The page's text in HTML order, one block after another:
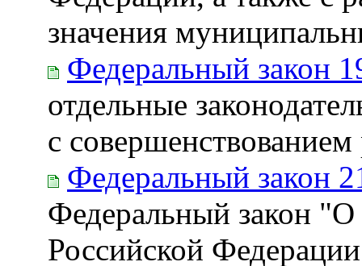
значения
Федеральный закон
отдельные
с
Федеральный закон
Федеральный закон "О
Российской